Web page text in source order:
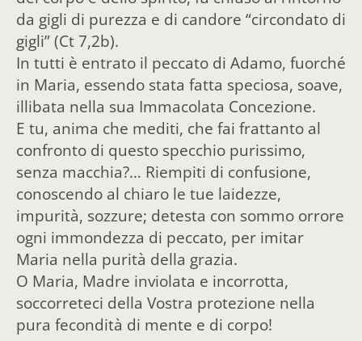
da gigli di purezza e di candore “circondato di
gigli” (Ct 7,2b).
In tutti è entrato il peccato di Adamo, fuorché
in Maria, essendo stata fatta speciosa, soave,
illibata nella sua Immacolata Concezione.
E tu, anima che mediti, che fai frattanto al
confronto di questo specchio purissimo,
senza macchia?… Riempiti di confusione,
conoscendo al chiaro le tue laidezze,
impurità, sozzure; detesta con sommo orrore
ogni immondezza di peccato, per imitar
Maria nella purità della grazia.
O Maria, Madre inviolata e incorrotta,
soccorreteci della Vostra protezione nella
pura fecondità di mente e di corpo!